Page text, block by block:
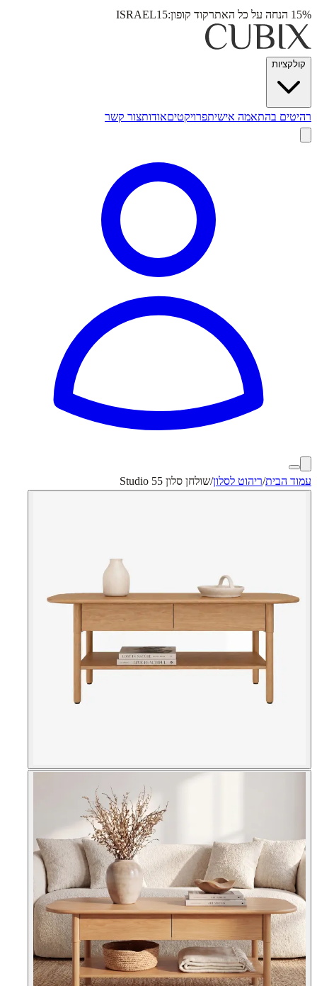
15% הנחה על כל האתר קוד קופון:ISRAEL15
קולקציות
רהיטים בהתאמה אישיתפרויקטיםאודותצור קשר
עמוד הבית/ריהוט לסלון/שולחן סלון Studio 55